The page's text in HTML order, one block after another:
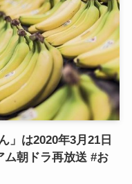
」は2020年3月21日
ム朝ドラ再放送 #お